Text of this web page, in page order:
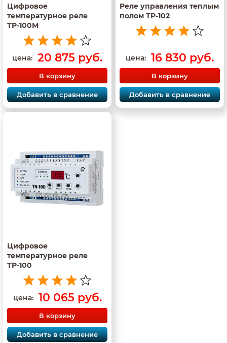
Цифровое
температурное реле
ТР-100М
цена: 20 875 руб.
В корзину
Добавить в сравнение
Реле управления теплым
полом ТР-102
цена: 16 830 руб.
В корзину
Добавить в сравнение
Цифровое
температурное реле
ТР-100
цена: 10 065 руб.
В корзину
Добавить в сравнение